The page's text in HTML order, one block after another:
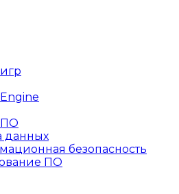
ПО
данных
безопасность
ПО